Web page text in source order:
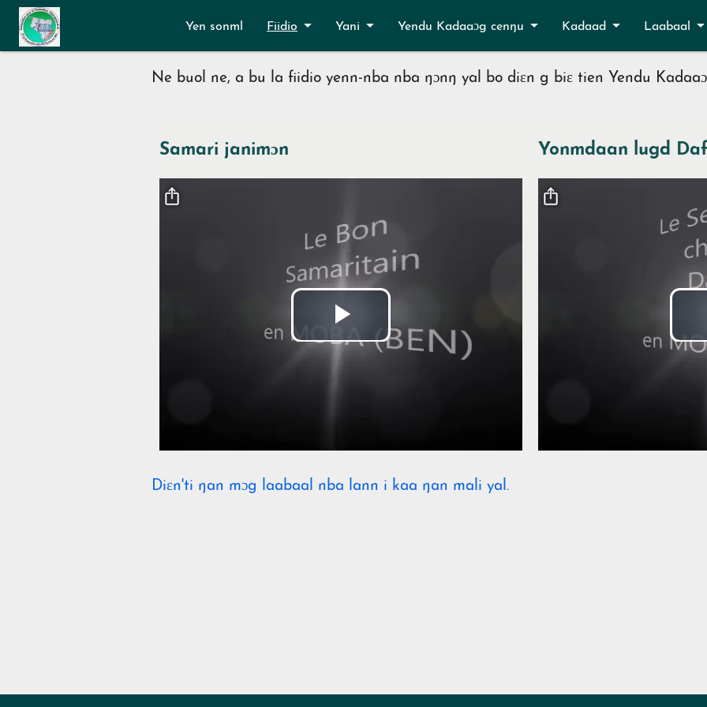
Aller au contenu principal
Yen sonml Fiidio Yani Yendu Kadaaɔg cenŋu Kadaad Laabaal
Ne buol ne, a bu la fiidio yenn-nba nba ŋɔnŋ yal bo diɛn g biɛ tien Yendu
Fichier vidéo
Lire
la
vidéo
Samari janimɔn
Fichier vidéo
Yonmdaan lugd
Diɛn'ti ŋan mɔg laabaal nba lann i kaa ŋan mali yal.